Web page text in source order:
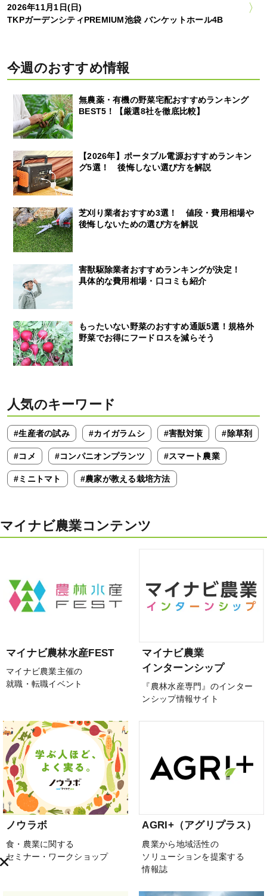
2026年11月1日(日)
TKPガーデンシティPREMIUM池袋 バンケットホール4B
今週のおすすめ情報
無農薬・有機の野菜宅配おすすめランキング
BEST5！【厳選8社を徹底比較】
【2026年】ポータブル電源おすすめランキン
グ5選！ 後悔しない選び方を解説
芝刈り業者おすすめ3選！ 値段・費用相場や
後悔しないための選び方を解説
害獣駆除業者おすすめランキングが決定！
具体的な費用相場・口コミも紹介
もったいない野菜のおすすめ通販5選！規格外
野菜でお得にフードロスを減らそう
人気のキーワード
#生産者の試み #カイガラムシ #害獣対策 #除草剤
#コメ #コンパニオンプランツ #スマート農業
#ミニトマト #農家が教える栽培方法
マイナビ農業コンテンツ
マイナビ農林水産FEST
マイナビ農業主催の
就職・転職イベント
マイナビ農業
インターンシップ
『農林水産専門』のインター
ンシップ情報サイト
ノウラボ
食・農業に関する
セミナー・ワークショップ
AGRI+（アグリプラス）
農業から地域活性の
ソリューションを提案する
情報誌